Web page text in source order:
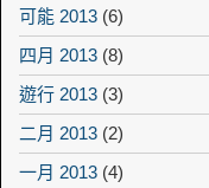
可能 2013 (6)
四月 2013 (8)
遊行 2013 (3)
二月 2013 (2)
一月 2013 (4)